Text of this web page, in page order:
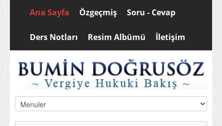
Ana Sayfa Özgeçmiş Soru - Cevap
Ders Notları Resim Albümü İletişim